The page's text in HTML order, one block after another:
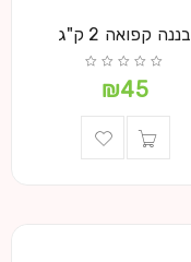
בננה קפואה 2 ק"ג
₪45